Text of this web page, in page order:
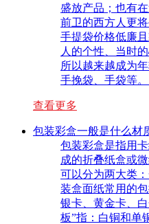
盛放产品；也有
前卫的西方人更
手提袋价格低廉
人的个性、当时
所以越来越成为
手挽袋、手袋等
查看更多
包装彩盒一般是什么材
包装彩盒是指用
成的折叠纸盒或
可以分为两大类
装盒面纸常用的
银卡、黄金卡、
板”指：白铜和单